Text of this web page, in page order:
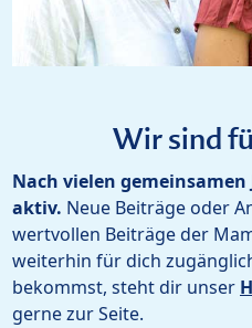
Wir sind
Nach vielen
aktiv. Neue Beiträge oder
wertvollen Beiträge der
weiterhin für dich
bekommst, steht dir unser
gerne zur Seite.